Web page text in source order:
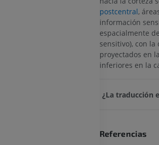
postcentral,
información
espacialmente
sensitivo), con
proyectados en
inferiores en la
¿La traducción
Referencias